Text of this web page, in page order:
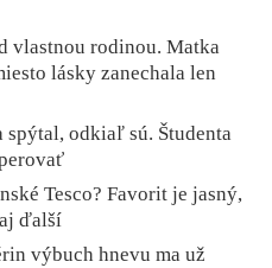
vlastnou rodinou. Matka
lásky zanechala len
odkiaľ sú. Študenta
Tesco? Favorit je jasný,
ďalší
výbuch hnevu ma už